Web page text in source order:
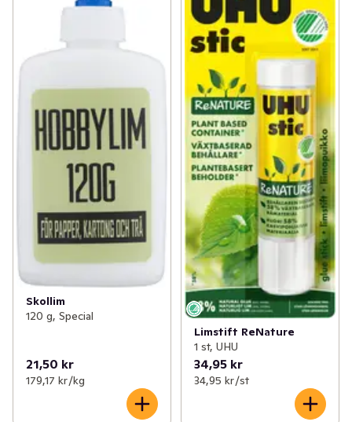
Skollim
120 g, Special
21,50 kr
179,17 kr /kg
Limstift ReNature
1 st, UHU
34,95 kr
34,95 kr /st